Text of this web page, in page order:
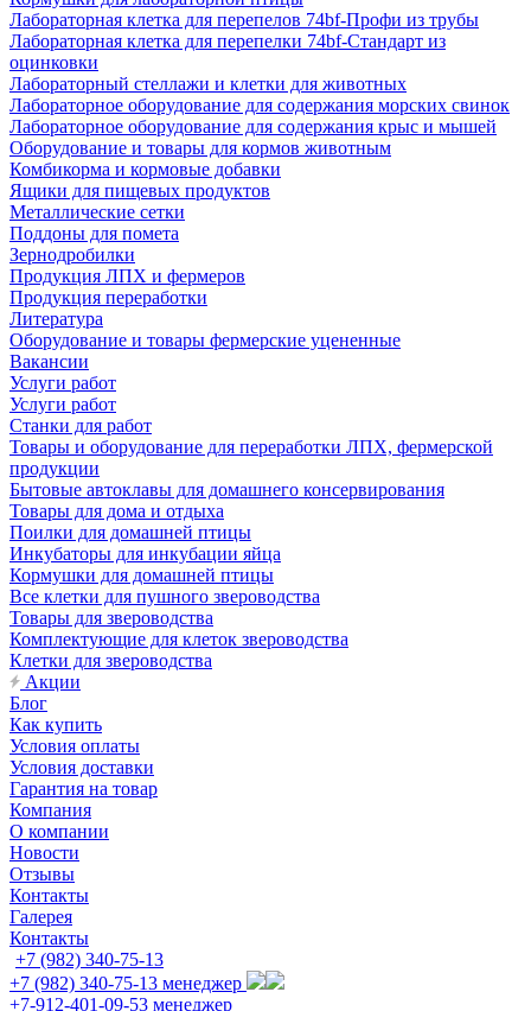
Лабораторная клетка для перепелов 74bf-Профи из трубы
Лабораторная клетка для перепелки 74bf-Стандарт из
оцинковки
Лабораторный стеллажи и клетки для животных
Лабораторное оборудование для содержания морских свинок
Лабораторное оборудование для содержания крыс и мышей
Оборудование и товары для кормов животным
Комбикорма и кормовые добавки
Ящики для пищевых продуктов
Металлические сетки
Поддоны для помета
Зернодробилки
Продукция ЛПХ и фермеров
Продукция переработки
Литература
Оборудование и товары фермерские уцененные
Вакансии
Услуги работ
Услуги работ
Станки для работ
Товары и оборудование для переработки ЛПХ, фермерской
продукции
Бытовые автоклавы для домашнего консервирования
Товары для дома и отдыха
Поилки для домашней птицы
Инкубаторы для инкубации яйца
Кормушки для домашней птицы
Все клетки для пушного звероводства
Товары для звероводства
Комплектующие для клеток звероводства
Клетки для звероводства
Акции
Блог
Как купить
Условия оплаты
Условия доставки
Гарантия на товар
Компания
О компании
Новости
Отзывы
Контакты
Галерея
Контакты
+7 (982) 340-75-13
+7 (982) 340-75-13 менеджер
+7-912-401-09-53 менеджер